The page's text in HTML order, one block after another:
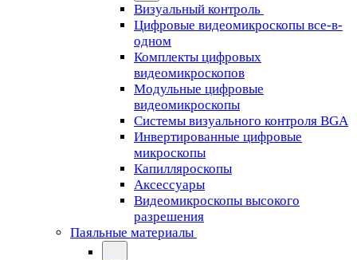
Визуальный контроль
Цифровые видеомикроскопы все-в-
одном
Комплекты цифровых
видеомикроскопов
Модульные цифровые
видеомикроскопы
Cистемы визуального контроля BGA
Инвертированные цифровые
микроскопы
Капилляроскопы
Аксессуары
Видеомикроскопы высокого
разрешения
Паяльные материалы